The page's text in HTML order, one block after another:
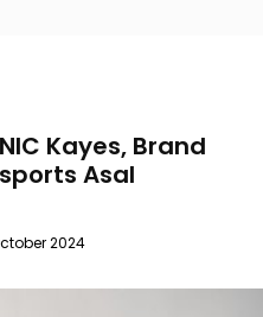
Kayes, Brand
Asal
2024